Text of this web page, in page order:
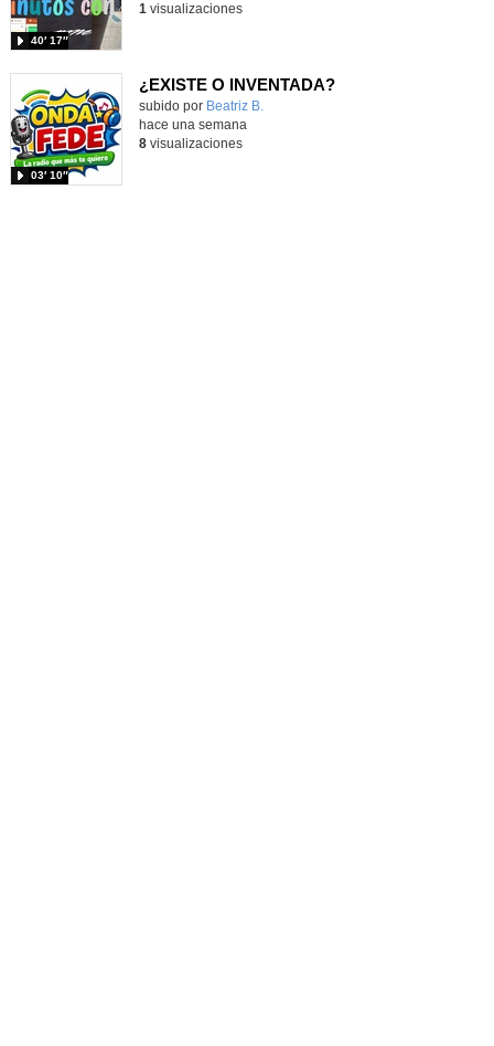
40′ 17″
1 visualizaciones
¿EXISTE O INVENTADA?
Contenido educativo.
subido por Beatriz B.
03′ 10″
hace una semana
8visualizaciones